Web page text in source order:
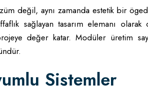
değil, aynı zamanda estetik bir
sağlayan tasarım elemanı olarak
değer katar. Modüler üretim
Sistemler